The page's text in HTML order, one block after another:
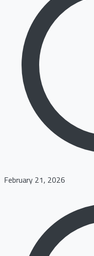
February 21, 2026